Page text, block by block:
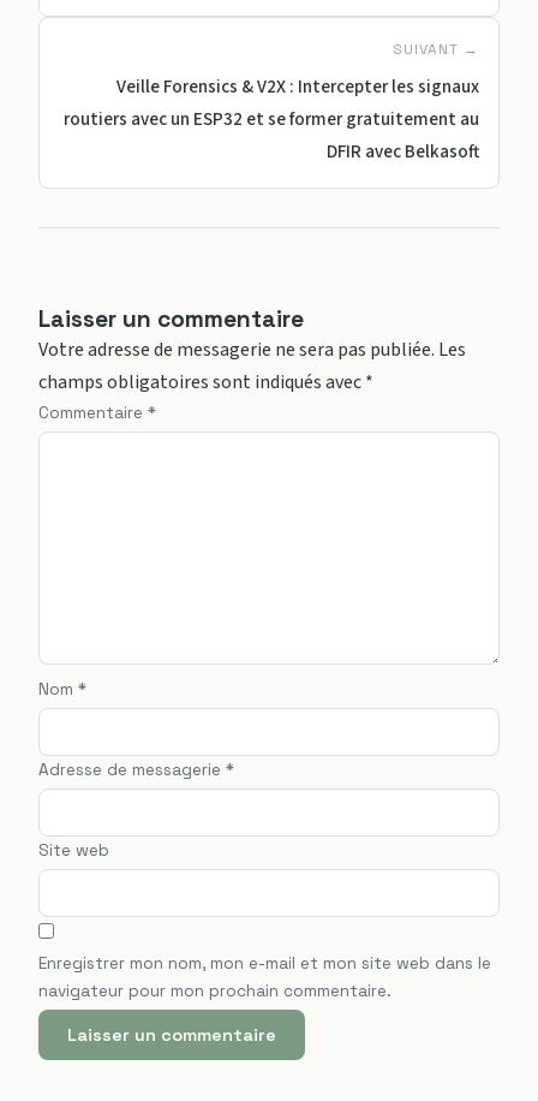
SUIVANT →
Veille Forensics & V2X : Intercepter les signaux
routiers avec un ESP32 et se former gratuitement au
DFIR avec Belkasoft
Laisser un commentaire
Votre adresse de messagerie ne sera pas publiée. Les
champs obligatoires sont indiqués avec*
Commentaire *
Nom *
Adresse de messagerie *
Site web
Enregistrer mon nom, mon e-mail et mon site web dans le
navigateur pour mon prochain commentaire.